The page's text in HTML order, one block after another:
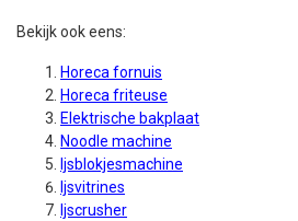
Bekijk ook eens:
Horeca fornuis
Horeca friteuse
Elektrische bakplaat
Noodle machine
Ijsblokjesmachine
Ijsvitrines
Ijscrusher